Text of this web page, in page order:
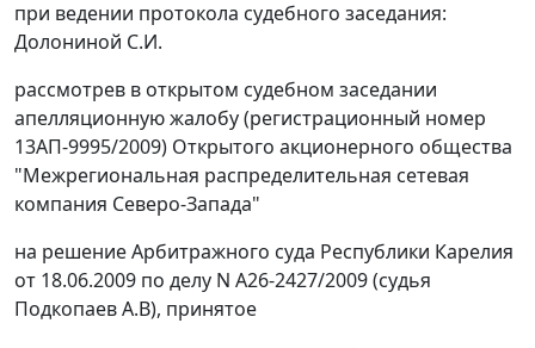
при ведении протокола судебного заседания:
Долониной С.И.
рассмотрев в открытом судебном заседании
апелляционную жалобу (регистрационный номер
13АП-9995/2009) Открытого акционерного общества
"Межрегиональная распределительная сетевая
компания Северо-Запада"
на решение Арбитражного суда Республики Карелия
от 18.06.2009 по делу N А26-2427/2009 (судья
Подкопаев А.В), принятое